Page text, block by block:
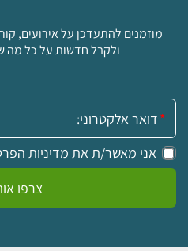
מוזמנים להתעדכן על אירועים,
ולקבל חדשות על כל מה
אימייל:
אני מאשר/ת את מדיניות
צרפו